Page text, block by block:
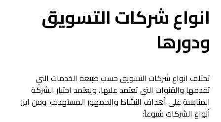
انواع شركات التسويق
ودورها
تختلف انواع شركات التسويق حسب طبيعة الخدمات التي
تقدمها والقنوات التي تعتمد عليها، ويعتمد اختيار الشركة
المناسبة على أهداف النشاط والجمهور المستهدف. ومن ابرز
أنواع الشركات شيوعاً: